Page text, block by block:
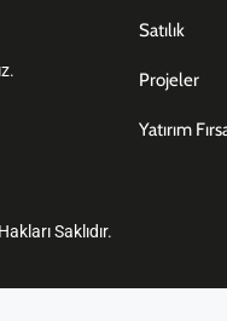
Satılık
Projeler
Yatırım
Saklıdır.